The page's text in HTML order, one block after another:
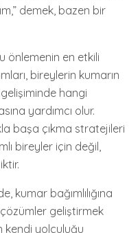
demek, bazen bir
önlemenin en etkili
bireylerin kumarın
gelişiminde hangi
yardımcı olur.
başa çıkma stratejileri
bireyler için değil,
kumar bağımlılığına
geliştirmek
kendi yolculuğu